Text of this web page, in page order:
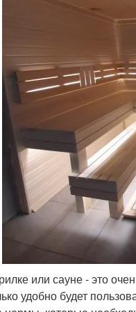
или сауне - это
удобно будет